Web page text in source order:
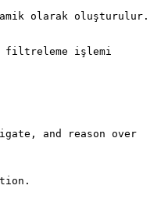
olarak oluşturulur.
filtreleme işlemi
and reason over